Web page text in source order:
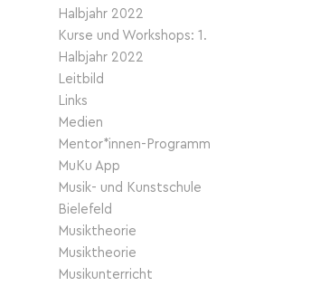
Halbjahr 2022
Kurse und Workshops: 1.
Halbjahr 2022
Leitbild
Links
Medien
Mentor*innen-Programm
MuKu App
Musik- und Kunstschule
Bielefeld
Musiktheorie
Musiktheorie
Musikunterricht